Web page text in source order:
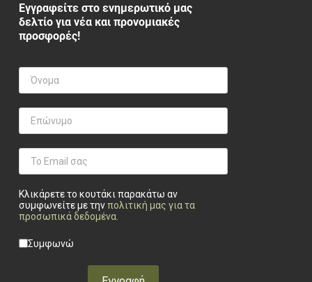
Εγγραφείτε στο ενημερωτικό μας
δελτίο για νέα και προνομιακές
προσφορές!
Κλικάρετε το κουτάκι παρακάτω αν
συμφωνείτε με τηνπολιτική μας για τα
προσωπικά δεδομένα.
Privacy checkbox
Συμφωνώ